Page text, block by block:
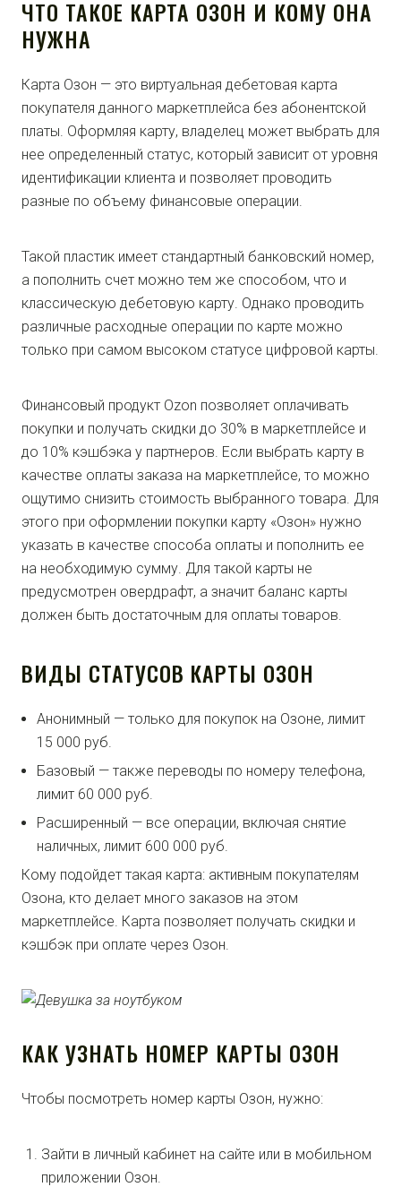
ЧТО ТАКОЕ КАРТА ОЗОН И КОМУ ОНА
НУЖНА
Карта Озон — это виртуальная дебетовая карта
покупателя данного маркетплейса без абонентской
платы. Оформляя карту, владелец может выбрать для
нее определенный статус, который зависит от уровня
идентификации клиента и позволяет проводить
разные по объему финансовые операции.
Такой пластик имеет стандартный банковский номер,
а пополнить счет можно тем же способом, что и
классическую дебетовую карту. Однако проводить
различные расходные операции по карте можно
только при самом высоком статусе цифровой карты.
Финансовый продукт Ozon позволяет оплачивать
покупки и получать скидки до 30% в маркетплейсе и
до 10% кэшбэка у партнеров. Если выбрать карту в
качестве оплаты заказа на маркетплейсе, то можно
ощутимо снизить стоимость выбранного товара. Для
этого при оформлении покупки карту «Озон» нужно
указать в качестве способа оплаты и пополнить ее
на необходимую сумму. Для такой карты не
предусмотрен овердрафт, а значит баланс карты
должен быть достаточным для оплаты товаров.
ВИДЫ СТАТУСОВ КАРТЫ ОЗОН
Анонимный — только для покупок на Озоне, лимит
15 000 руб.
Базовый — также переводы по номеру телефона,
лимит 60 000 руб.
Расширенный — все операции, включая снятие
наличных, лимит 600 000 руб.
Кому подойдет такая карта: активным покупателям
Озона, кто делает много заказов на этом
маркетплейсе. Карта позволяет получать скидки и
кэшбэк при оплате через Озон.
КАК УЗНАТЬ НОМЕР КАРТЫ ОЗОН
Чтобы посмотреть номер карты Озон, нужно:
Зайти в личный кабинет на сайте или в мобильном
приложении Озон.